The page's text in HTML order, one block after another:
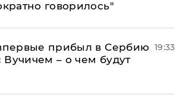
говорилось"
прибыл в Сербию
Вучичем – о чем будут
19:33